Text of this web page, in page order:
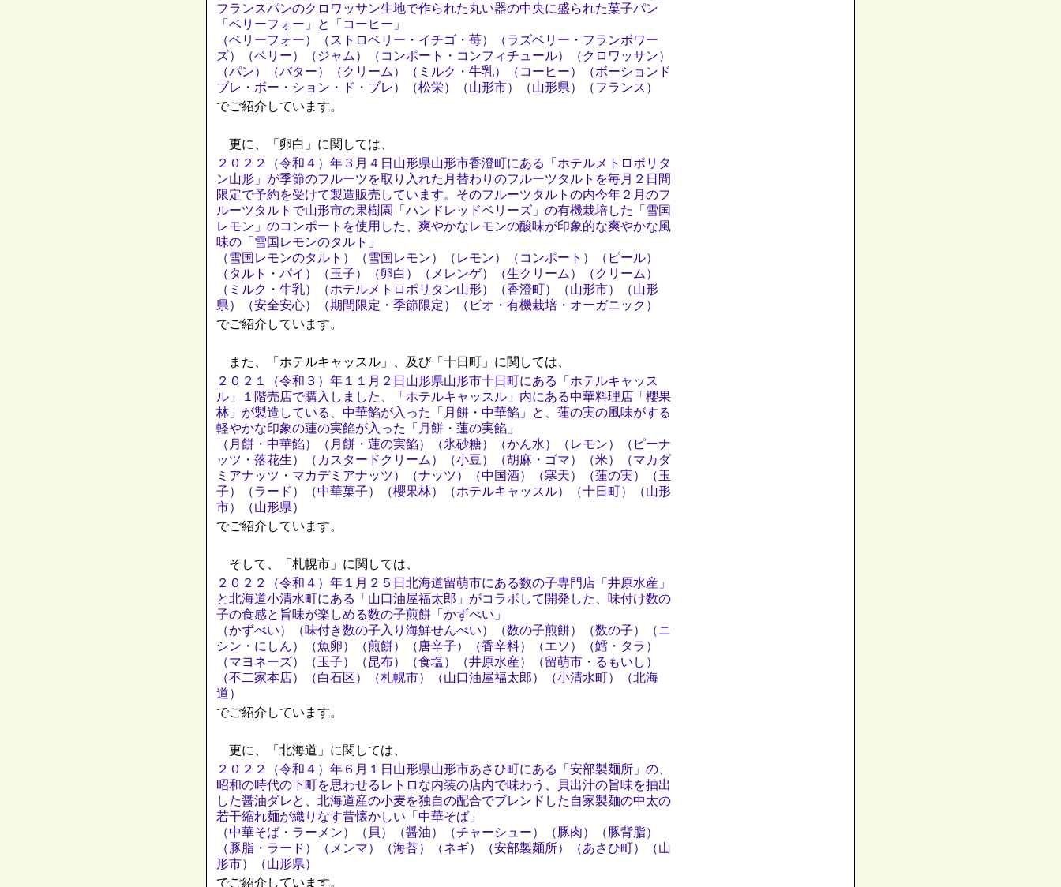
フランスパンのクロワッサン生地で作られた丸い器の中央に盛られた菓子パン
「ベリーフォー」と「コーヒー」
（ベリーフォー）（ストロベリー・イチゴ・苺）（ラズベリー・フランボワー
ズ）（ベリー）（ジャム）（コンポート・コンフィチュール）（クロワッサン）
（パン）（バター）（クリーム）（ミルク・牛乳）（コーヒー）（ボーションド
ブレ・ボー・ション・ド・ブレ）（松栄）（山形市）（山形県）（フランス）
でご紹介しています。
更に、「卵白」に関しては、
２０２２（令和４）年３月４日山形県山形市香澄町にある「ホテルメトロポリタ
ン山形」が季節のフルーツを取り入れた月替わりのフルーツタルトを毎月２日間
限定で予約を受けて製造販売しています。そのフルーツタルトの内今年２月のフ
ルーツタルトで山形市の果樹園「ハンドレッドベリーズ」の有機栽培した「雪国
レモン」のコンポートを使用した、爽やかなレモンの酸味が印象的な爽やかな風
味の「雪国レモンのタルト」
（雪国レモンのタルト）（雪国レモン）（レモン）（コンポート）（ピール）
（タルト・パイ）（玉子）（卵白）（メレンゲ）（生クリーム）（クリーム）
（ミルク・牛乳）（ホテルメトロポリタン山形）（香澄町）（山形市）（山形
県）（安全安心）（期間限定・季節限定）（ビオ・有機栽培・オーガニック）
でご紹介しています。
また、「ホテルキャッスル」、及び「十日町」に関しては、
２０２１（令和３）年１１月２日山形県山形市十日町にある「ホテルキャッス
ル」１階売店で購入しました、「ホテルキャッスル」内にある中華料理店「櫻果
林」が製造している、中華餡が入った「月餅・中華餡」と、蓮の実の風味がする
軽やかな印象の蓮の実餡が入った「月餅・蓮の実餡」
（月餅・中華餡）（月餅・蓮の実餡）（氷砂糖）（かん水）（レモン）（ピーナ
ッツ・落花生）（カスタードクリーム）（小豆）（胡麻・ゴマ）（米）（マカダ
ミアナッツ・マカデミアナッツ）（ナッツ）（中国酒）（寒天）（蓮の実）（玉
子）（ラード）（中華菓子）（櫻果林）（ホテルキャッスル）（十日町）（山形
市）（山形県）
でご紹介しています。
そして、「札幌市」に関しては、
２０２２（令和４）年１月２５日北海道留萌市にある数の子専門店「井原水産」
と北海道小清水町にある「山口油屋福太郎」がコラボして開発した、味付け数の
子の食感と旨味が楽しめる数の子煎餅「かずべい」
（かずべい）（味付き数の子入り海鮮せんべい）（数の子煎餅）（数の子）（ニ
シン・にしん）（魚卵）（煎餅）（唐辛子）（香辛料）（エソ）（鱈・タラ）
（マヨネーズ）（玉子）（昆布）（食塩）（井原水産）（留萌市・るもいし）
（不二家本店）（白石区）（札幌市）（山口油屋福太郎）（小清水町）（北海
道）
でご紹介しています。
更に、「北海道」に関しては、
２０２２（令和４）年６月１日山形県山形市あさひ町にある「安部製麺所」の、
昭和の時代の下町を思わせるレトロな内装の店内で味わう、貝出汁の旨味を抽出
した醤油ダレと、北海道産の小麦を独自の配合でブレンドした自家製麺の中太の
若干縮れ麺が織りなす昔懐かしい「中華そば」
（中華そば・ラーメン）（貝）（醤油）（チャーシュー）（豚肉）（豚背脂）
（豚脂・ラード）（メンマ）（海苔）（ネギ）（安部製麺所）（あさひ町）（山
形市）（山形県）
でご紹介しています。